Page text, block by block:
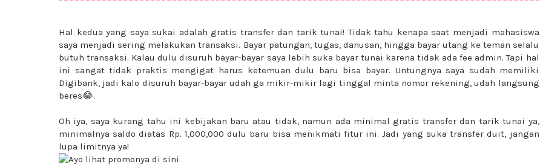
Hal kedua yang saya sukai adalah gratis transfer dan tarik tunai! Tidak tahu kenapa saat menjadi mahasiswa
saya menjadi sering melakukan transaksi. Bayar patungan, tugas, danusan, hingga bayar utang ke teman selalu
butuh transaksi. Kalau dulu disuruh bayar-bayar saya lebih suka bayar tunai karena tidak ada fee admin. Tapi hal
ini sangat tidak praktis mengigat harus ketemuan dulu baru bisa bayar. Untungnya saya sudah memiliki
Digibank, jadi kalo disuruh bayar-bayar udah ga mikir-mikir lagi tinggal minta nomor rekening, udah langsung
beres😂.
Oh iya, saya kurang tahu ini kebijakan baru atau tidak, namun ada minimal gratis transfer dan tarik tunai ya,
minimalnya saldo diatas Rp. 1,000,000 dulu baru bisa menikmati fitur ini. Jadi yang suka transfer duit, jangan
lupa limitnya ya!